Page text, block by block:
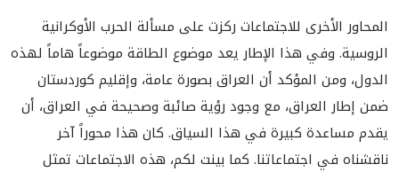
المحاور الأخرى للاجتماعات ركزت على مسألة الحرب الأوكرانية
الروسية. وفي هذا الإطار يعد موضوع الطاقة موضوعاً هاماً لهذه
الدول، ومن المؤكد أن العراق بصورة عامة، وإقليم كوردستان
ضمن إطار العراق، مع وجود رؤية صائبة وصحيحة في العراق، أن
يقدم مساعدة كبيرة في هذا السياق. كان هذا محوراً آخر
ناقشناه في اجتماعاتنا. كما بينت لكم، هذه الاجتماعات تمثل